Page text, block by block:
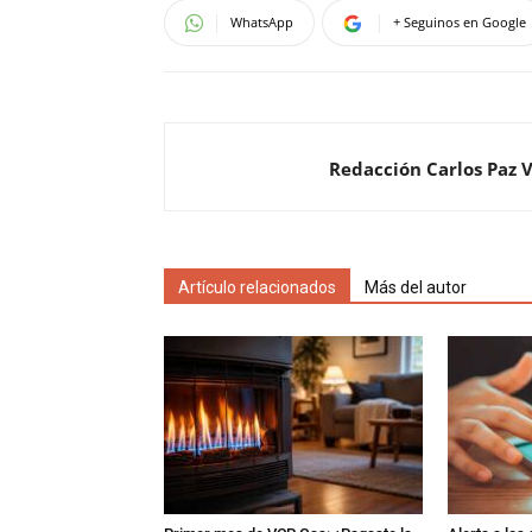
WhatsApp + Seguinos en Google
Redacción Carlos Paz
Artículo relacionados Más del autor